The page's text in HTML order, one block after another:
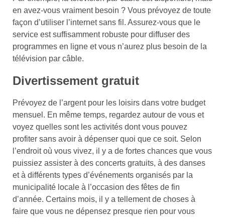
en avez-vous vraiment besoin ? Vous prévoyez de toute
façon d’utiliser l’internet sans fil. Assurez-vous que le
service est suffisamment robuste pour diffuser des
programmes en ligne et vous n’aurez plus besoin de la
télévision par câble.
Divertissement gratuit
Prévoyez de l’argent pour les loisirs dans votre budget
mensuel. En même temps, regardez autour de vous et
voyez quelles sont les activités dont vous pouvez
profiter sans avoir à dépenser quoi que ce soit. Selon
l’endroit où vous vivez, il y a de fortes chances que vous
puissiez assister à des concerts gratuits, à des danses
et à différents types d’événements organisés par la
municipalité locale à l’occasion des fêtes de fin
d’année. Certains mois, il y a tellement de choses à
faire que vous ne dépensez presque rien pour vous